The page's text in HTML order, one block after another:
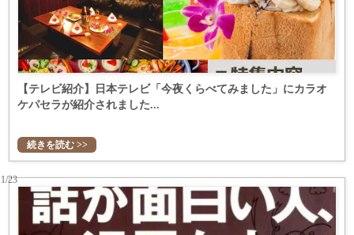
【テレビ紹介】日本テレビ「今夜くらべてみました」にカラオ
ケパセラが紹介されました...
続きを読む >>
23